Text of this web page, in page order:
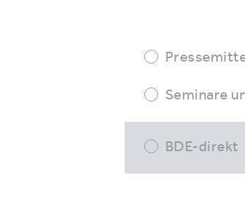
Seminare
BDE-direkt